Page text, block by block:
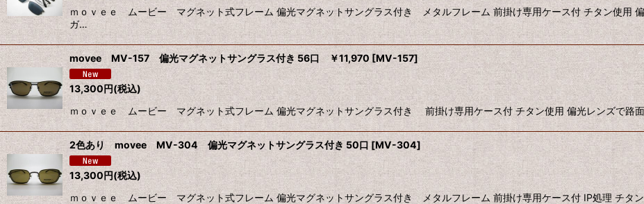
ｍｏｖｅｅ ムービー マグネット式フレーム 偏光マグネットサングラス付き メタルフレーム 前掛け専用ケース付 チタン使用
ガ…
movee MV-157 偏光マグネットサングラス付き 56口 ￥11,970 [MV-157]
13,300円(税込)
ｍｏｖｅｅ ムービー マグネット式フレーム 偏光マグネットサングラス付き 前掛け専用ケース付 チタン使用 偏光レンズで路
2色あり movee MV-304 偏光マグネットサングラス付き 50口 [MV-304]
13,300円(税込)
ｍｏｖｅｅ ムービー マグネット式フレーム 偏光マグネットサングラス付き メタルフレーム 前掛け専用ケース付 IP処理 チタ